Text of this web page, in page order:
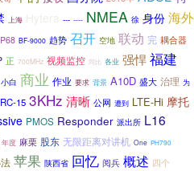
上海 --- ---- NMEA 徐 身份 海外
BF-9000 趋势 召开 空地 联动 完 耦合器
正 700MHz 视频监控 同比 各业 强悍福建
小白 商业 作业 要求 背景 A10D 盛大 治理 为
15 3KHz 清晰 公网 遭到 LTE-Hi 摩托
PMOS Responder 派出所 L16
年度 麻栗 股东 无限距离对讲机 One PH790
苹果 陕西省 回忆 阅兵 概述 四个